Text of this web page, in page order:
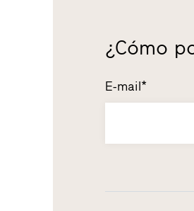
¿Cómo
E-mail*